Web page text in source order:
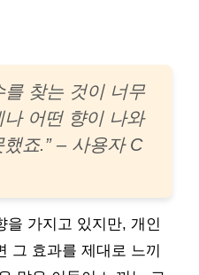
를 찾는 것이 너무
어떤 향이 나와
죠.” – 사용자 C
을 가지고 있지만, 개인
그 효과를 제대로 느끼